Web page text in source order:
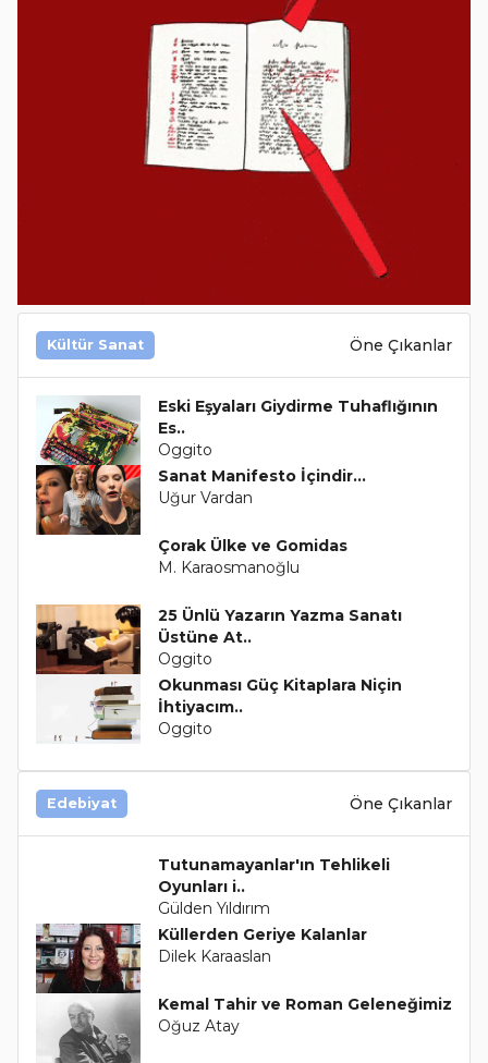
Kültür Sanat Öne Çıkanlar
Eski Eşyaları Giydirme Tuhaflığının
Es..
Oggito
Sanat Manifesto İçindir...
Uğur Vardan
Çorak Ülke ve Gomidas
M. Karaosmanoğlu
25 Ünlü Yazarın Yazma Sanatı
Üstüne At..
Oggito
Okunması Güç Kitaplara Niçin
İhtiyacım..
Oggito
Edebiyat Öne Çıkanlar
Tutunamayanlar'ın Tehlikeli
Oyunları i..
Gülden Yıldırım
Küllerden Geriye Kalanlar
Dilek Karaaslan
Kemal Tahir ve Roman Geleneğimiz
Oğuz Atay